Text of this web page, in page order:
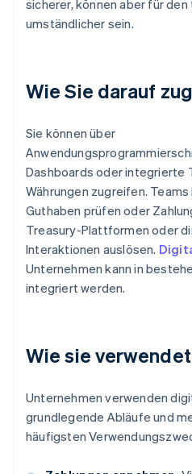
sicherer, können aber für
umständlicher sein.
Wie Sie darauf
Sie können über
Dashboards oder integrierte
Währungen zugreifen.
Guthaben prüfen oder
Treasury-Plattformen oder
Interaktionen auslösen.
Unternehmen kann in
integriert werden.
Wie sie
Unternehmen verwenden
grundlegende Abläufe und
häufigsten